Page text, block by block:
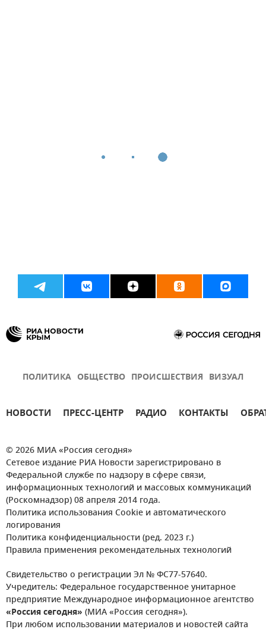
ПОЛИТИКА ОБЩЕСТВО ПРОИСШЕСТВИЯ ВИЗУАЛ
НОВОСТИ ПРЕСС-ЦЕНТР РАДИО КОНТАКТЫ
© 2026 МИА «Россия сегодня»
Сетевое издание РИА Новости зарегистрировано в
Федеральной службе по надзору в сфере связи,
информационных технологий и массовых коммуникаций
(Роскомнадзор) 08 апреля 2014 года.
Политика использования Cookie и автоматического
логирования
Политика конфиденциальности (ред. 2023 г.)
Правила применения рекомендательных технологий
Свидетельство о регистрации Эл № ФС77-57640.
Учредитель: Федеральное государственное унитарное
предприятие Международное информационное агентство
«Россия сегодня» (МИА «Россия сегодня»).
При любом использовании материалов и новостей сайта